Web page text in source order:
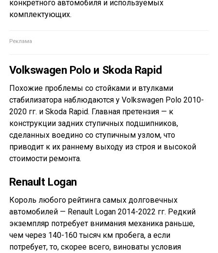
конкретного автомобиля и используемых
комплектующих.
Volkswagen Polo и Skoda Rapid
Похожие проблемы со стойками и втулками
стабилизатора наблюдаются у Volkswagen Polo 2010-
2020 гг. и Skoda Rapid. Главная претензия — к
конструкции задних ступичных подшипников,
сделанных воедино со ступичным узлом, что
приводит к их раннему выходу из строя и высокой
стоимости ремонта.
Renault Logan
Король любого рейтинга самых долговечных
автомобилей — Renault Logan 2014-2022 гг. Редкий
экземпляр потребует внимания механика раньше,
чем через 140-160 тысяч км пробега, а если
потребует, то, скорее всего, виноваты условия